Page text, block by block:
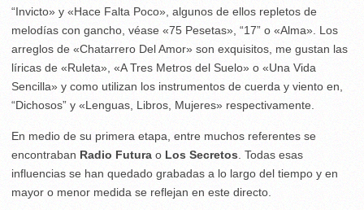
“Invicto» y «Hace Falta Poco», algunos de ellos repletos de
melodías con gancho, véase «75 Pesetas», “17” o «Alma». Los
arreglos de «Chatarrero Del Amor» son exquisitos, me gustan las
líricas de «Ruleta», «A Tres Metros del Suelo» o «Una Vida
Sencilla» y como utilizan los instrumentos de cuerda y viento en,
“Dichosos” y «Lenguas, Libros, Mujeres» respectivamente.
En medio de su primera etapa, entre muchos referentes se
encontraban Radio Futura o Los Secretos . Todas esas
influencias se han quedado grabadas a lo largo del tiempo y en
mayor o menor medida se reflejan en este directo.